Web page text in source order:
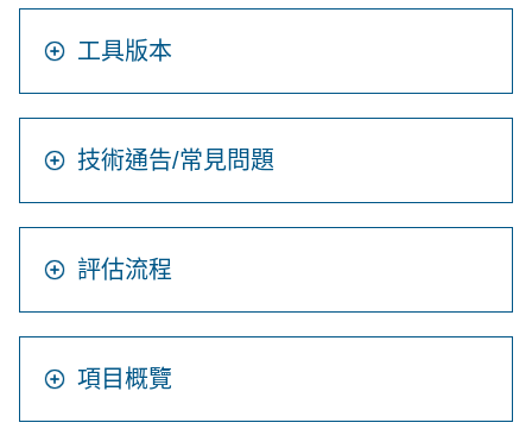
工具版本
技術通告/常見問題
評估流程
項目概覽